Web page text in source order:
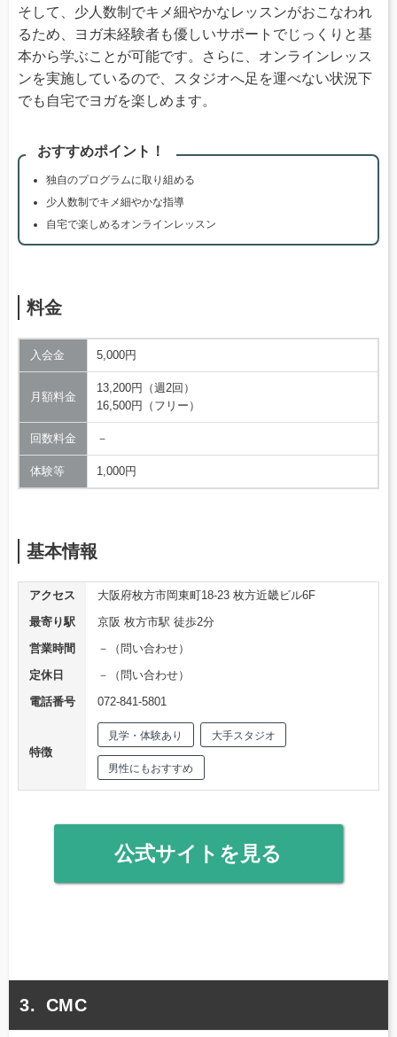
そして、少人数制でキメ細やかなレッスンがおこなわれ
るため、ヨガ未経験者も優しいサポートでじっくりと基
本から学ぶことが可能です。さらに、オンラインレッス
ンを実施しているので、スタジオへ足を運べない状況下
でも自宅でヨガを楽しめます。
おすすめポイント！
独自のプログラムに取り組める
少人数制でキメ細やかな指導
自宅で楽しめるオンラインレッスン
料金
入会金 5,000円
月額料金
13,200円（週2回）
16,500円（フリー）
回数料金 －
体験等 1,000円
基本情報
アクセス
大阪府枚方市岡東町18-23 枚方近畿ビル6F
最寄り駅
京阪 枚方市駅 徒歩2分
営業時間
－（問い合わせ）
定休日
－（問い合わせ）
電話番号
072-841-5801
特徴
見学・体験あり 大手スタジオ
男性にもおすすめ
公式サイトを見る
CMC